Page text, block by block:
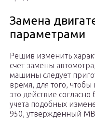
Замена
параметрами
Решив изменить
счет замены
машины следует
время, для того,
это действие согласно
учета подобных
950, утвержденный